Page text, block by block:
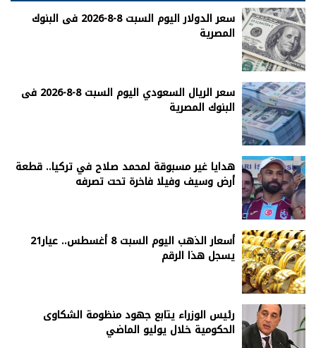
سعر الدولار اليوم السبت 8-8-2026 فى البنوك
المصرية
سعر الريال السعودي اليوم السبت 8-8-2026 فى
البنوك المصرية
هدايا غير مسبوقة لمحمد صلاح في تركيا.. قطعة
أرض وسيف وفيلا فاخرة تحت تصرفه
أسعار الذهب اليوم السبت 8 أغسطس.. عيار21
يسجل هذا الرقم
رئيس الوزراء يتابع جهود منظومة الشكاوى
الحكومية خلال يوليو الماضي